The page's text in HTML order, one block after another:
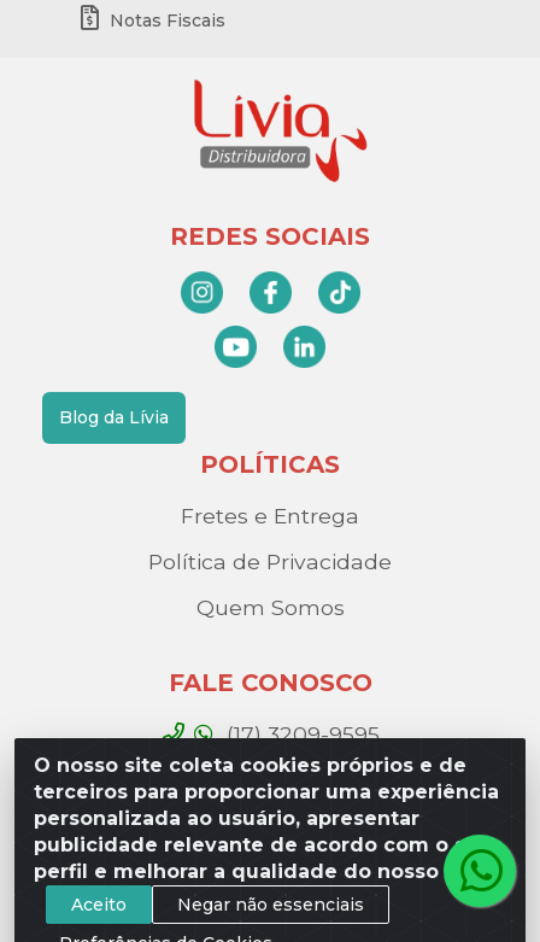
O nosso site coleta cookies próprios e de
terceiros para proporcionar uma experiência
personalizada ao usuário, apresentar
publicidade relevante de acordo com o seu
perfil e melhorar a qualidade do nosso site.
Aceito
Negar não essenciais
Notas Fiscais
REDES SOCIAIS
Blog da Lívia
POLÍTICAS
Fretes e Entrega
Política de Privacidade
Quem Somos
FALE CONOSCO
(17) 3209-9595
contato@liviadistribuidora.com.br
BAIXE NOSSO APP